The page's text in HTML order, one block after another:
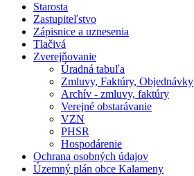
Starosta
Zastupiteľstvo
Zápisnice a uznesenia
Tlačivá
Zverejňovanie
Úradná tabuľa
Zmluvy, Faktúry, Objednávky
Archív - zmluvy, faktúry
Verejné obstarávanie
VZN
PHSR
Hospodárenie
Ochrana osobných údajov
Územný plán obce Kalameny